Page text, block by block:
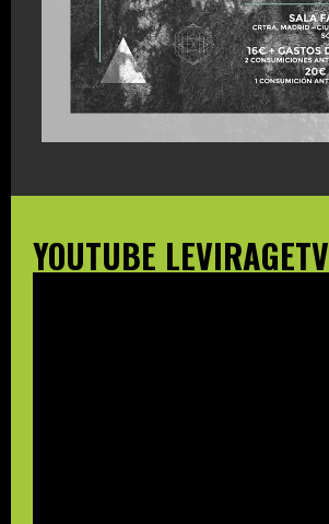
YOUTUBE LEVIRAGETV